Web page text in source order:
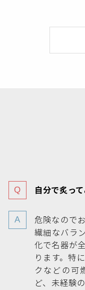
自分で炙っ
危険なので
繊細なバラ
化で名器が
ります。特
クなどの可
ど、未経験